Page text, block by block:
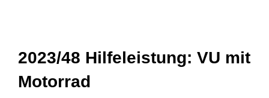
2023/48 Hilfeleistung: VU mit
Motorrad